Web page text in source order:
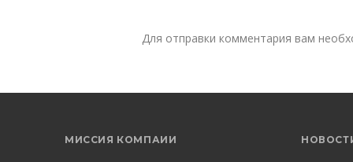
Для отправки комментария вам
МИССИЯ КОМПАИИ